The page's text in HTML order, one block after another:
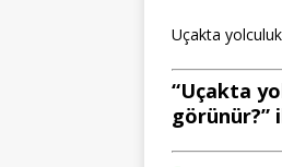
Uçakta
“Uçakta
görünür?”